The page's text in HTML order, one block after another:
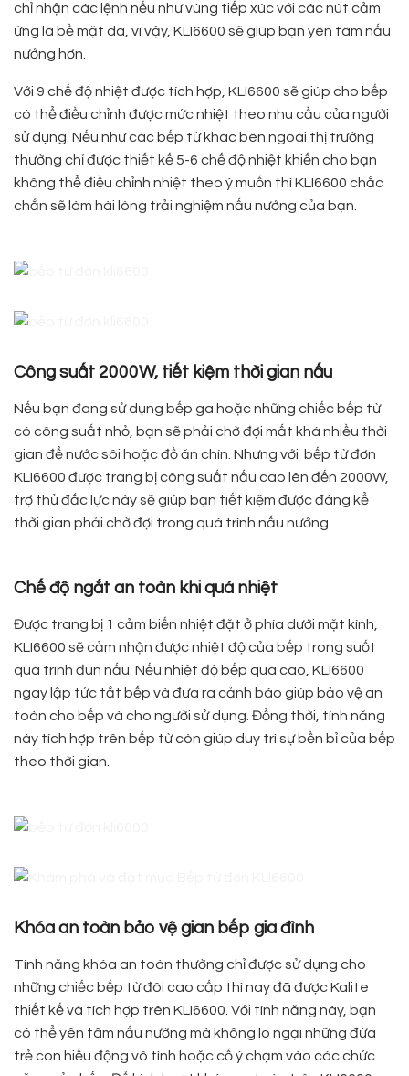
chỉ nhận các lệnh nếu như vùng tiếp xúc với các nút cảm
ứng là bề mặt da, vì vậy, KLI6600 sẽ giúp bạn yên tâm nấu
nướng hơn.
Với 9 chế độ nhiệt được tích hợp, KLI6600 sẽ giúp cho bếp
có thể điều chỉnh được mức nhiệt theo nhu cầu của người
sử dụng. Nếu như các bếp từ khác bên ngoài thị trường
thường chỉ được thiết kế 5-6 chế độ nhiệt khiến cho bạn
không thể điều chỉnh nhiệt theo ý muốn thì KLI6600 chắc
chắn sẽ làm hài lòng trải nghiệm nấu nướng của bạn.
Công suất 2000W, tiết kiệm thời gian nấu
Nếu bạn đang sử dụng bếp ga hoặc những chiếc bếp từ
có công suất nhỏ, bạn sẽ phải chờ đợi mất khá nhiều thời
gian để nước sôi hoặc đồ ăn chín. Nhưng với bếp từ đơn
KLI6600 được trang bị công suất nấu cao lên đến 2000W,
trợ thủ đắc lực này sẽ giúp bạn tiết kiệm được đáng kể
thời gian phải chờ đợi trong quá trình nấu nướng.
Chế độ ngắt an toàn khi quá nhiệt
Được trang bị 1 cảm biến nhiệt đặt ở phía dưới mặt kính,
KLI6600 sẽ cảm nhận được nhiệt độ của bếp trong suốt
quá trình đun nấu. Nếu nhiệt độ bếp quá cao, KLI6600
ngay lập tức tắt bếp và đưa ra cảnh báo giúp bảo vệ an
toàn cho bếp và cho người sử dụng. Đồng thời, tính năng
này tích hợp trên bếp từ còn giúp duy trì sự bền bỉ của bếp
theo thời gian.
Khóa an toàn bảo vệ gian bếp gia đình
Tính năng khóa an toàn thường chỉ được sử dụng cho
những chiếc bếp từ đôi cao cấp thì nay đã được Kalite
thiết kế và tích hợp trên KLI6600. Với tính năng này, bạn
có thể yên tâm nấu nướng mà không lo ngại những đứa
trẻ con hiếu động vô tình hoặc cố ý chạm vào các chức